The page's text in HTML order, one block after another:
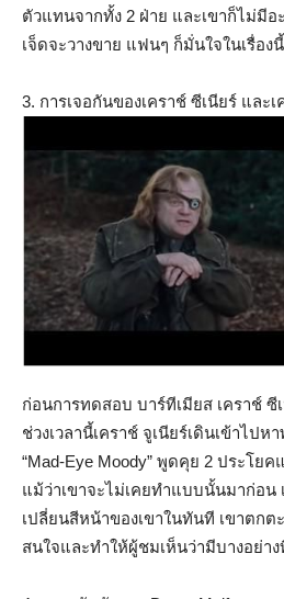
ตัวแทนจากทั้ง 2 ฝ่าย และเขาก็ไม่มี
เจ็ดจะวางขาย แฟนๆ ก็มั่นใจในเรื่องนี้
3. การเจอกันของเคราช์ ซีเนียร์ และเ
ก่อนการทดสอบ บาร์ทีเมียส เคราช์ ซี
ช่วงเวลานี้เคราช์ จูเนียร์เดินเข้าไป
“Mad-Eye Moody” พูดคุย 2 ประโยค
แม้ว่าเขาจะไม่เคยทำแบบนั้นมาก่อน
เปลี่ยนสีหน้าของเขาในทันที เขาตกต
สนใจและทำให้ผู้ชมเห็นว่ามีบางอย่า